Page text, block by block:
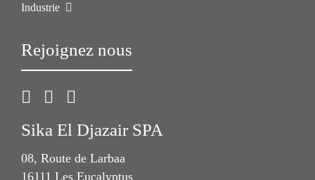
Industrie
Rejoignez nous
Sika El Djazair SPA
08, Route de Larbaa
16111 Les Eucalyptus